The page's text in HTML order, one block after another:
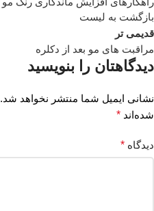
بازگشت به لیست
قدیمی تر
مراقبت های مو بعد از دکلره
دیدگاهتان را بنویسید
نشانی ایمیل شما منتشر نخواهد شد.
شده‌اند *
دیدگاه *